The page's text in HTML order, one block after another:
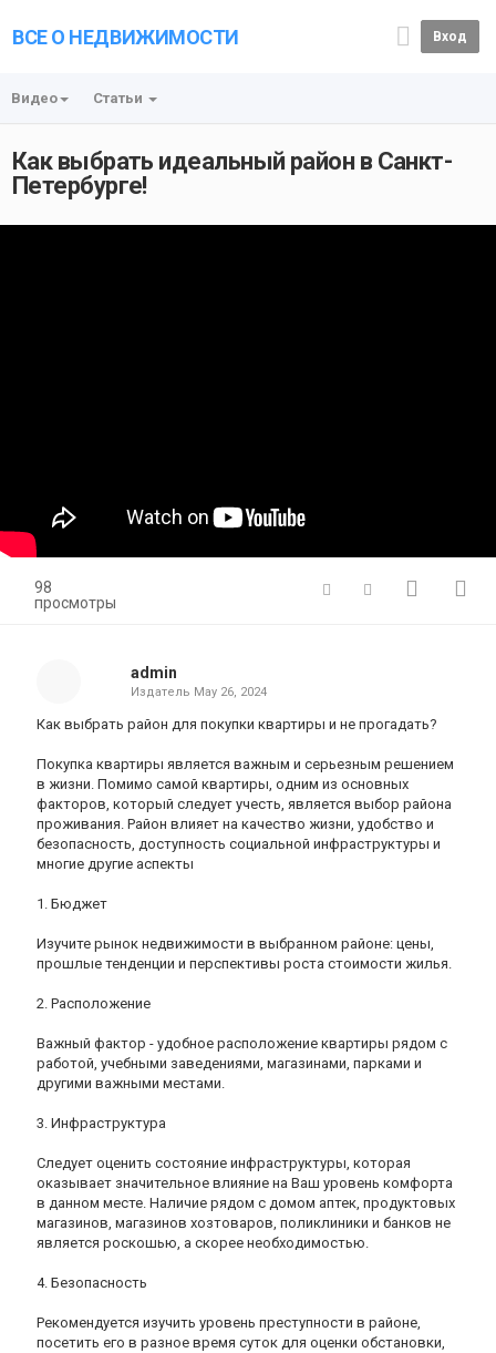
ВСЕ О НЕДВИЖИМОСТИ Вход
Видео Статьи
Как выбрать идеальный район в Санкт-
Петербурге!
98
просмотры
admin
Издатель May 26, 2024
Как выбрать район для покупки квартиры и не прогадать?
Покупка квартиры является важным и серьезным решением
в жизни. Помимо самой квартиры, одним из основных
факторов, который следует учесть, является выбор района
проживания. Район влияет на качество жизни, удобство и
безопасность, доступность социальной инфраструктуры и
многие другие аспекты
1. Бюджет
Изучите рынок недвижимости в выбранном районе: цены,
прошлые тенденции и перспективы роста стоимости жилья.
2. Расположение
Важный фактор - удобное расположение квартиры рядом с
работой, учебными заведениями, магазинами, парками и
другими важными местами.
3. Инфраструктура
Следует оценить состояние инфраструктуры, которая
оказывает значительное влияние на Ваш уровень комфорта
в данном месте. Наличие рядом с домом аптек, продуктовых
магазинов, магазинов хозтоваров, поликлиники и банков не
является роскошью, а скорее необходимостью.
4. Безопасность
Рекомендуется изучить уровень преступности в районе,
посетить его в разное время суток для оценки обстановки,